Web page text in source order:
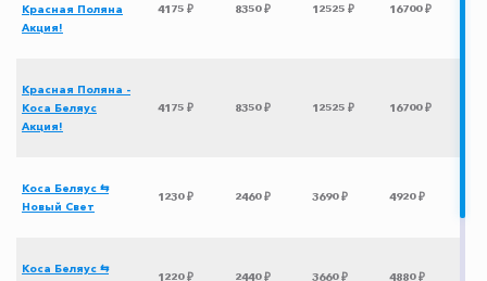
Красная Поляна
Акция!
4175 ₽ 8350 ₽ 12525 ₽ 16700 ₽
Красная Поляна -
Коса Беляус
Акция!
4175 ₽ 8350 ₽ 12525 ₽ 16700 ₽
Коса Беляус ⇆
Новый Свет
1230 ₽ 2460 ₽ 3690 ₽ 4920 ₽
Коса Беляус ⇆
1220 ₽ 2440 ₽ 3660 ₽ 4880 ₽